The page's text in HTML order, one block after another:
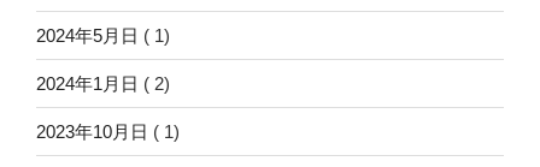
2024年5月日 ( 1)
2024年1月日 ( 2)
2023年10月日 ( 1)